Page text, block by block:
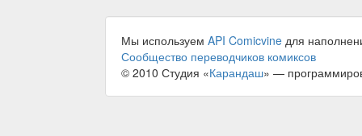
Мы используем API Comicvine для
Сообщество переводчиков комиксов
© 2010 Студия «Карандаш» —